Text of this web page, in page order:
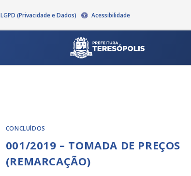
LGPD (Privacidade e Dados) Acessibilidade
CONCLUÍDOS
001/2019 – TOMADA DE PREÇOS
(REMARCAÇÃO)